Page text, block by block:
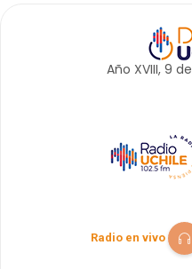
Año XVIII, 9 de
Radio en vivo